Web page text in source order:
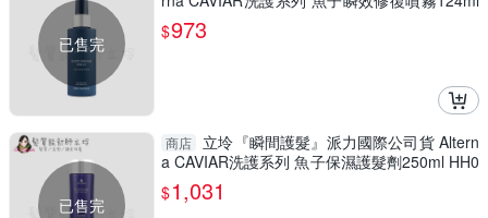
已售完
HH10
$973
已售完
商店
立坽『瞬間護髮』派力國際公司貨 Altern
a CAVIAR洗護系列 魚子保濕護髮劑250ml HH0
6
$1,031